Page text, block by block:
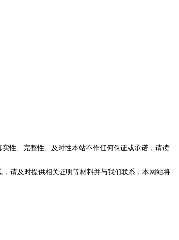
性、完整性、及时性本站不作任何保证或承诺，请读
请及时提供相关证明等材料并与我们联系，本网站将